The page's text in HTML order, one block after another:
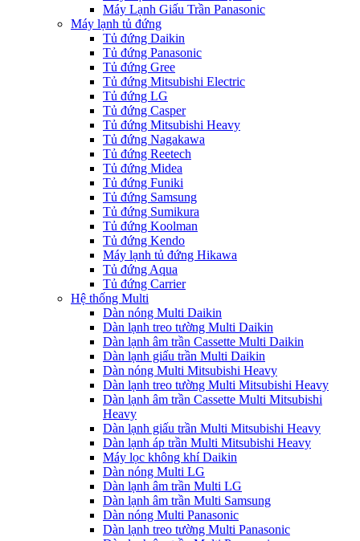
Máy Lạnh Giấu Trần Panasonic
Máy lạnh tủ đứng
Tủ đứng Daikin
Tủ đứng Panasonic
Tủ đứng Gree
Tủ đứng Mitsubishi Electric
Tủ đứng LG
Tủ đứng Casper
Tủ đứng Mitsubishi Heavy
Tủ đứng Nagakawa
Tủ đứng Reetech
Tủ đứng Midea
Tủ đứng Funiki
Tủ đứng Samsung
Tủ đứng Sumikura
Tủ đứng Koolman
Tủ đứng Kendo
Máy lạnh tủ đứng Hikawa
Tủ đứng Aqua
Tủ đứng Carrier
Hệ thống Multi
Dàn nóng Multi Daikin
Dàn lạnh treo tường Multi Daikin
Dàn lạnh âm trần Cassette Multi Daikin
Dàn lạnh giấu trần Multi Daikin
Dàn nóng Multi Mitsubishi Heavy
Dàn lạnh treo tường Multi Mitsubishi Heavy
Dàn lạnh âm trần Cassette Multi Mitsubishi
Heavy
Dàn lạnh giấu trần Multi Mitsubishi Heavy
Dàn lạnh áp trần Multi Mitsubishi Heavy
Máy lọc không khí Daikin
Dàn nóng Multi LG
Dàn lạnh âm trần Multi LG
Dàn lạnh âm trần Multi Samsung
Dàn nóng Multi Panasonic
Dàn lạnh treo tường Multi Panasonic